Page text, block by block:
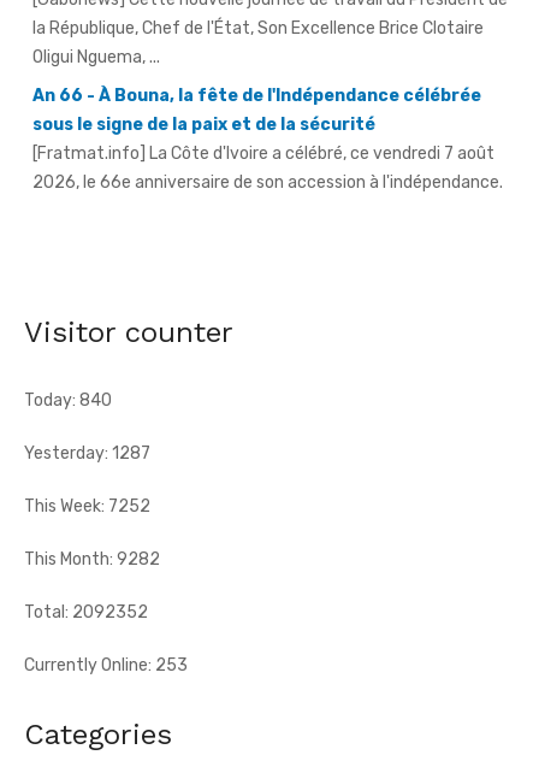
Oligui Nguema, ...
An 66 - À Bouna, la fête de l'Indépendance célébrée
[Fratmat.info] La Côte d'Ivoire a célébré, ce vendredi 7 août
2026, le 66e anniversaire de son accession à l'indépendance.
l'indépendance de la Côte d'Ivoire, ce vendredi 7 août 2026 à
Abengourou, a ...
Visitor counter
Today: 840
Yesterday: 1287
This Week: 7252
This Month: 9282
Total: 2092352
Currently Online: 253
Categories